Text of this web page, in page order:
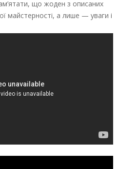
що жоден з описаних
майстерності, а лише — уваги і